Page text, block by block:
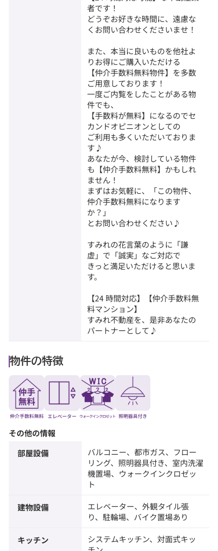
者です！
どうぞお好きな時間に、遠慮な
くお問い合わせくださいませ！
また、本当に良いものを他社よ
りお得にご購入いただける
【仲介手数料無料物件】を多数
ご用意しております！
一度ご内覧をしたことがある物
件でも、
【手数料が無料】になるのでセ
カンドオピニオンとしての
ご利用も多くいただいておりま
す♪
あなたが今、検討している物件
も【仲介手数料無料】かもしれ
ません！
まずはお気軽に、「この物件、
仲介手数料無料になります
か？」
とお問い合わせください♪
すみれの花言葉のように「謙
虚」で「誠実」なご対応で
きっと満足いただけると思いま
す。
【24 時間対応】【仲介手数料無
料マンション】
すみれ不動産を、是非あなたの
パートナーとして♪
物件の特徴
その他の情報
部屋設備
バルコニー、都市ガス、フロー
リング、照明器具付き、室内洗濯
機置場、ウォークインクロゼッ
ト
建物設備
エレベーター、外観タイル張
り、駐輪場、バイク置場あり
キッチン
システムキッチン、対面式キッ